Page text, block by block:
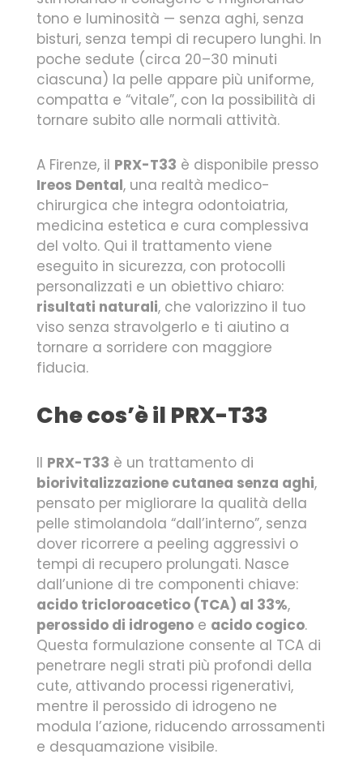
tono e luminosità — senza aghi, senza
bisturi, senza tempi di recupero lunghi. In
poche sedute (circa 20–30 minuti
ciascuna) la pelle appare più uniforme,
compatta e “vitale”, con la possibilità di
tornare subito alle normali attività.
A Firenze, il PRX-T33 è disponibile presso
Ireos Dental, una realtà medico-
chirurgica che integra odontoiatria,
medicina estetica e cura complessiva
del volto. Qui il trattamento viene
eseguito in sicurezza, con protocolli
personalizzati e un obiettivo chiaro:
risultati naturali, che valorizzino il tuo
viso senza stravolgerlo e ti aiutino a
tornare a sorridere con maggiore
fiducia.
Che cos’è il PRX-T33
Il PRX-T33 è un trattamento di
biorivitalizzazione cutanea senza aghi,
pensato per migliorare la qualità della
pelle stimolandola “dall’interno”, senza
dover ricorrere a peeling aggressivi o
tempi di recupero prolungati. Nasce
dall’unione di tre componenti chiave:
acido tricloroacetico (TCA) al 33%,
perossido di idrogeno e acido cogico.
Questa formulazione consente al TCA di
penetrare negli strati più profondi della
cute, attivando processi rigenerativi,
mentre il perossido di idrogeno ne
modula l’azione, riducendo arrossamenti
e desquamazione visibile.